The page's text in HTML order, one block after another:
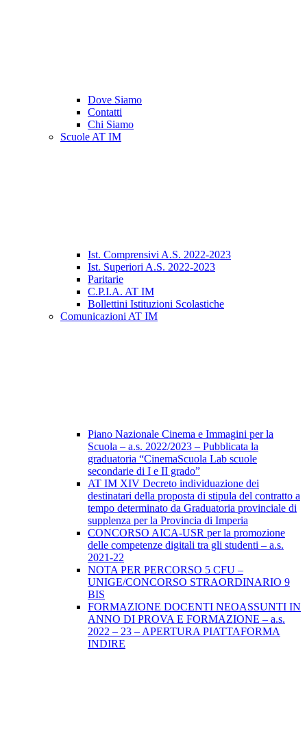
Dove Siamo
Contatti
Chi Siamo
Scuole AT IM
Ist. Comprensivi A.S. 2022-2023
Ist. Superiori A.S. 2022-2023
Paritarie
C.P.I.A. AT IM
Bollettini Istituzioni Scolastiche
Comunicazioni AT IM
Piano Nazionale Cinema e Immagini per la
Scuola – a.s. 2022/2023 – Pubblicata la
graduatoria “CinemaScuola Lab scuole
secondarie di I e II grado”
AT IM XIV Decreto individuazione dei
destinatari della proposta di stipula del contratto a
tempo determinato da Graduatoria provinciale di
supplenza per la Provincia di Imperia
CONCORSO AICA-USR per la promozione
delle competenze digitali tra gli studenti – a.s.
2021-22
NOTA PER PERCORSO 5 CFU –
UNIGE/CONCORSO STRAORDINARIO 9
BIS
FORMAZIONE DOCENTI NEOASSUNTI IN
ANNO DI PROVA E FORMAZIONE – a.s.
2022 – 23 – APERTURA PIATTAFORMA
INDIRE